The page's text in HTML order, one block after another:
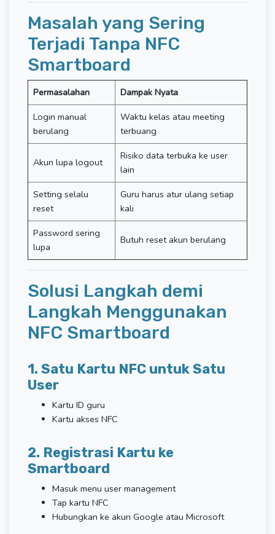
Masalah yang Sering
Terjadi Tanpa NFC
Smartboard
Permasalahan
Dampak Nyata
Login manual
berulang
Waktu kelas atau meeting
terbuang
Akun lupa logout
Risiko data terbuka ke user
lain
Setting selalu
reset
Guru harus atur ulang setiap
kali
Password sering
lupa
Butuh reset akun berulang
Solusi Langkah demi
Langkah Menggunakan
NFC Smartboard
1. Satu Kartu NFC untuk Satu
User
Kartu ID guru
Kartu akses NFC
2. Registrasi Kartu ke
Smartboard
Masuk menu user management
Tap kartu NFC
Hubungkan ke akun Google atau Microsoft